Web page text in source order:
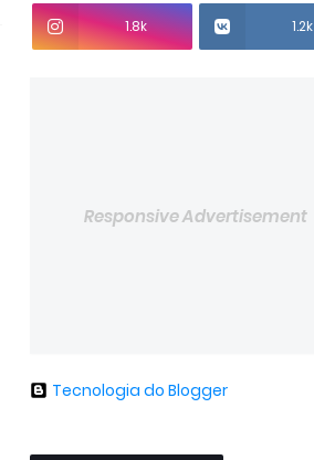
1.8k 1.2k
Responsive Advertisement
Tecnologia do Blogger